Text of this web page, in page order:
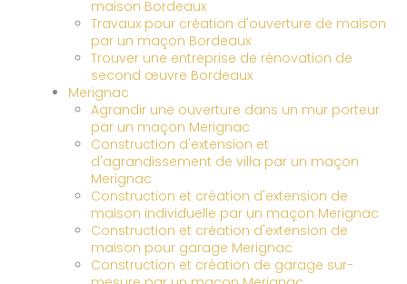
maison Bordeaux
Travaux pour création d'ouverture de maison
par un maçon Bordeaux
Trouver une entreprise de rénovation de
second œuvre Bordeaux
Merignac
Agrandir une ouverture dans un mur porteur
par un maçon Merignac
Construction d'extension et
d'agrandissement de villa par un maçon
Merignac
Construction et création d'extension de
maison individuelle par un maçon Merignac
Construction et création d'extension de
maison pour garage Merignac
Construction et création de garage sur-